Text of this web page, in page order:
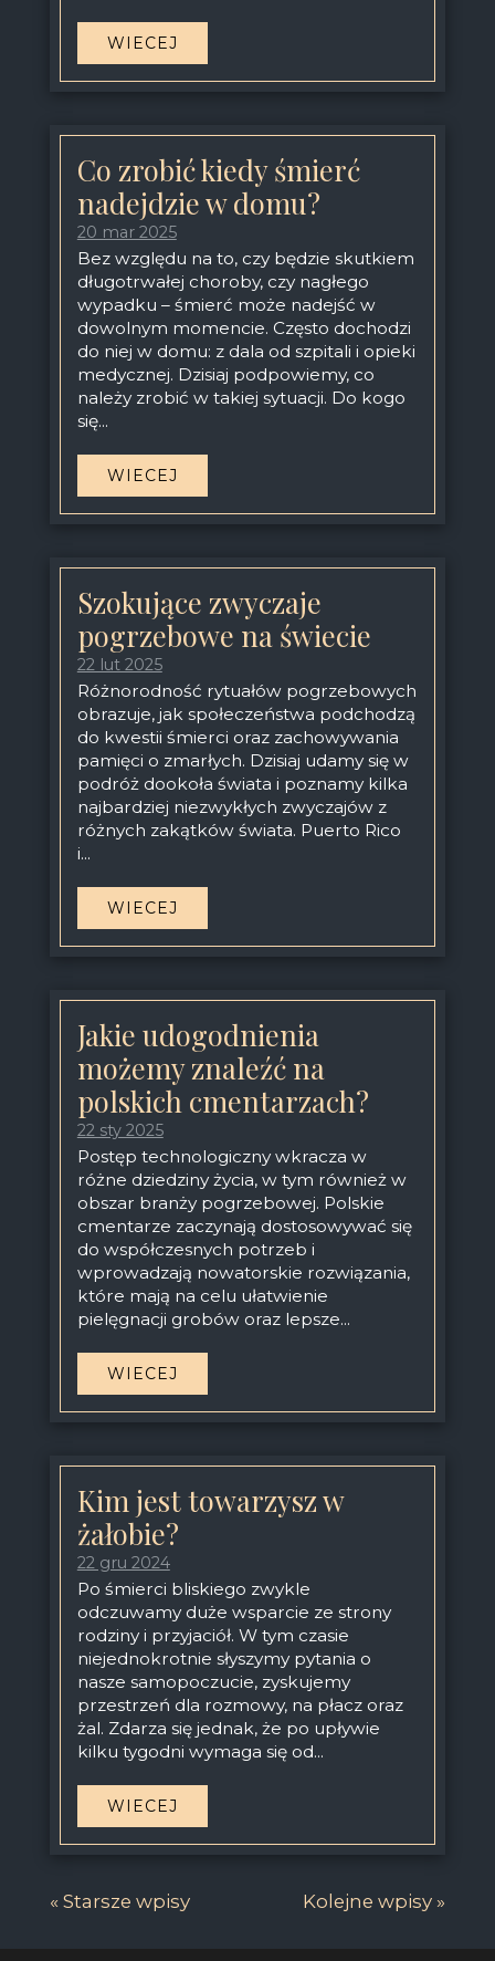
WIECEJ
Co zrobić kiedy śmierć
nadejdzie w domu?
20 mar 2025
Bez względu na to, czy będzie skutkiem
długotrwałej choroby, czy nagłego
wypadku – śmierć może nadejść w
dowolnym momencie. Często dochodzi
do niej w domu: z dala od szpitali i opieki
medycznej. Dzisiaj podpowiemy, co
należy zrobić w takiej sytuacji. Do kogo
się...
WIECEJ
Szokujące zwyczaje
pogrzebowe na świecie
22 lut 2025
Różnorodność rytuałów pogrzebowych
obrazuje, jak społeczeństwa podchodzą
do kwestii śmierci oraz zachowywania
pamięci o zmarłych. Dzisiaj udamy się w
podróż dookoła świata i poznamy kilka
najbardziej niezwykłych zwyczajów z
różnych zakątków świata. Puerto Rico
i...
WIECEJ
Jakie udogodnienia
możemy znaleźć na
polskich cmentarzach?
22 sty 2025
Postęp technologiczny wkracza w
różne dziedziny życia, w tym również w
obszar branży pogrzebowej. Polskie
cmentarze zaczynają dostosowywać się
do współczesnych potrzeb i
wprowadzają nowatorskie rozwiązania,
które mają na celu ułatwienie
pielęgnacji grobów oraz lepsze...
WIECEJ
Kim jest towarzysz w
żałobie?
22 gru 2024
Po śmierci bliskiego zwykle
odczuwamy duże wsparcie ze strony
rodziny i przyjaciół. W tym czasie
niejednokrotnie słyszymy pytania o
nasze samopoczucie, zyskujemy
przestrzeń dla rozmowy, na płacz oraz
żal. Zdarza się jednak, że po upływie
kilku tygodni wymaga się od...
WIECEJ
« Starsze wpisy Kolejne wpisy »